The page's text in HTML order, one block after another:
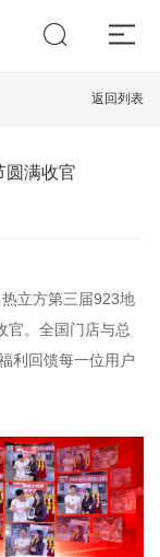
返回列表
圆满收官
立方第三届923地
官。全国门店与总
利回馈每一位用户